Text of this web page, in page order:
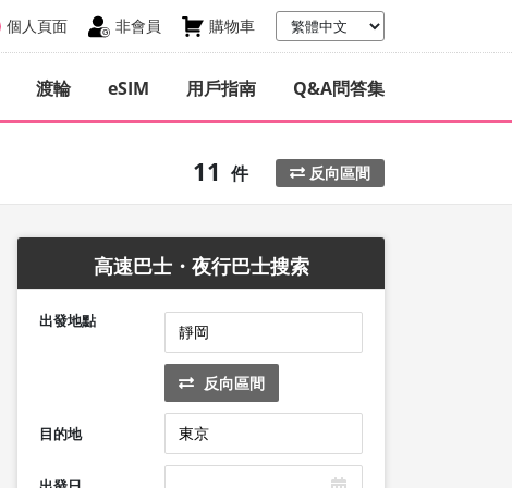
個人頁面 非會員 購物車
渡輪 eSIM 用戶指南 Q&A問答集
11 件 反向區間
高速巴士・夜行巴士搜索
出發地點
反向區間
目的地